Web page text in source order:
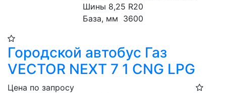
Шины 8,25 R20
База, мм  3600
Городской автобус Газ
VECTOR NEXT 7 1 CNG LPG
Цена по запросу